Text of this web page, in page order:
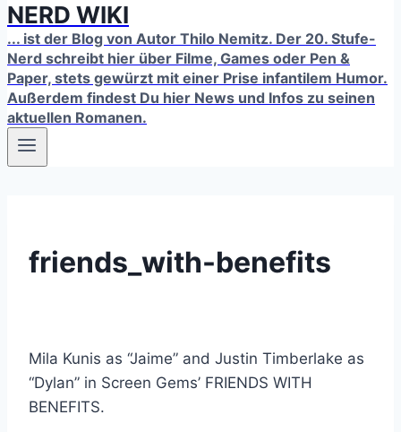
NERD WIKI
... ist der Blog von Autor Thilo Nemitz. Der 20. Stufe-
Nerd schreibt hier über Filme, Games oder Pen &
Paper, stets gewürzt mit einer Prise infantilem Humor.
Außerdem findest Du hier News und Infos zu seinen
aktuellen Romanen.
friends_with-benefits
Mila Kunis as “Jaime” and Justin Timberlake as
“Dylan” in Screen Gems’ FRIENDS WITH
BENEFITS.